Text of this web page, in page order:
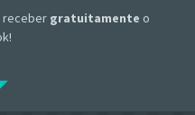
receber gratuitamente o